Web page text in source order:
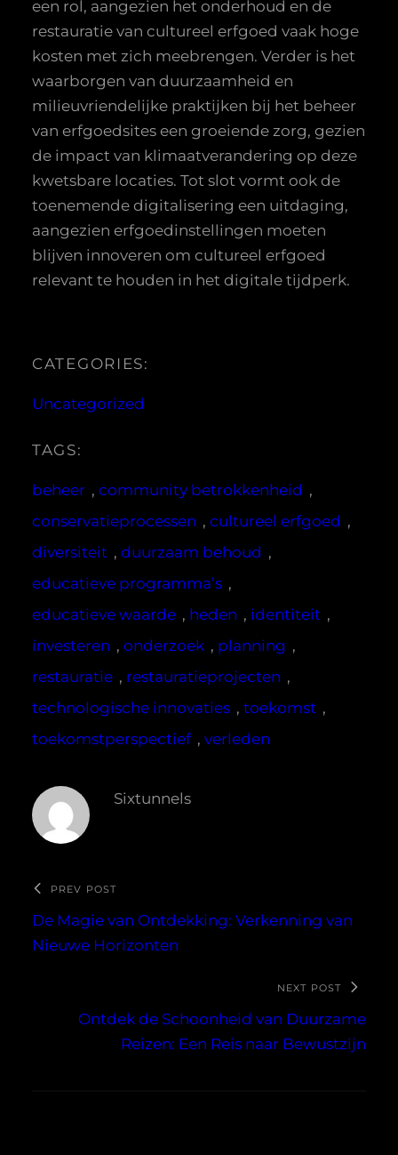
een rol, aangezien het onderhoud en de
restauratie van cultureel erfgoed vaak hoge
kosten met zich meebrengen. Verder is het
waarborgen van duurzaamheid en
milieuvriendelijke praktijken bij het beheer
van erfgoedsites een groeiende zorg, gezien
de impact van klimaatverandering op deze
kwetsbare locaties. Tot slot vormt ook de
toenemende digitalisering een uitdaging,
aangezien erfgoedinstellingen moeten
blijven innoveren om cultureel erfgoed
relevant te houden in het digitale tijdperk.
CATEGORIES:
Uncategorized
TAGS:
beheer , community betrokkenheid ,
conservatieprocessen , cultureel erfgoed ,
diversiteit , duurzaam behoud ,
educatieve programma’s ,
educatieve waarde , heden , identiteit ,
investeren , onderzoek , planning ,
restauratie , restauratieprojecten ,
technologische innovaties , toekomst ,
toekomstperspectief , verleden
Sixtunnels
PREV POST
De Magie van Ontdekking: Verkenning van
Nieuwe Horizonten
NEXT POST
Ontdek de Schoonheid van Duurzame
Reizen: Een Reis naar Bewustzijn